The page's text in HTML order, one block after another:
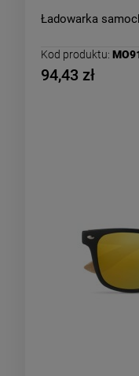
Ładowarka
Kod produktu:
94,43 zł